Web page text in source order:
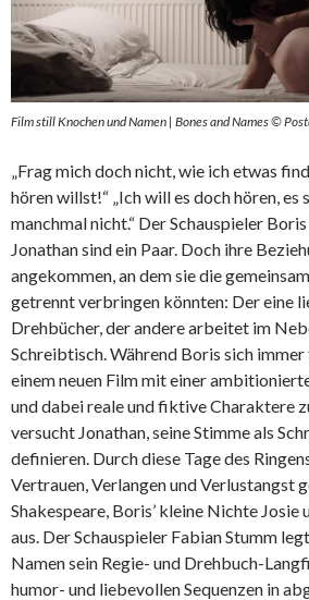
Film still Knochen und Namen | Bones and Names ©
„Frag mich doch nicht, wie ich etwas
hören willst!“ „Ich will es doch hören, es
manchmal nicht.“ Der Schauspieler
Jonathan sind ein Paar. Doch ihre
angekommen, an dem sie die
getrennt verbringen könnten: Der eine
Drehbücher, der andere arbeitet im
Schreibtisch. Während Boris sich
einem neuen Film mit einer
und dabei reale und fiktive Charaktere
versucht Jonathan, seine Stimme als
definieren. Durch diese Tage des
Vertrauen, Verlangen und Verlustangst
Shakespeare, Boris’ kleine Nichte Josie
aus. Der Schauspieler Fabian Stumm
Namen sein Regie- und Drehbuch-
humor- und liebevollen Sequenzen in